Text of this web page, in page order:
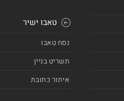
טאבו ישיר
נסח טאבו
תשריט בניין
איתור כתובת